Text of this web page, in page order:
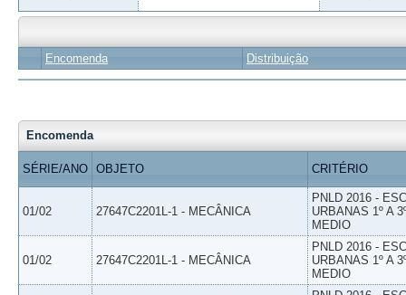
Encomenda Distribuição
Encomenda
SÉRIE/ANO OBJETO CRITÉRIO
01/02 27647C2201L-1 - MECÂNICA
PNLD 2016 -
URBANAS 1º A
MEDIO
01/02 27647C2201L-1 - MECÂNICA
PNLD 2016 -
URBANAS 1º A
MEDIO